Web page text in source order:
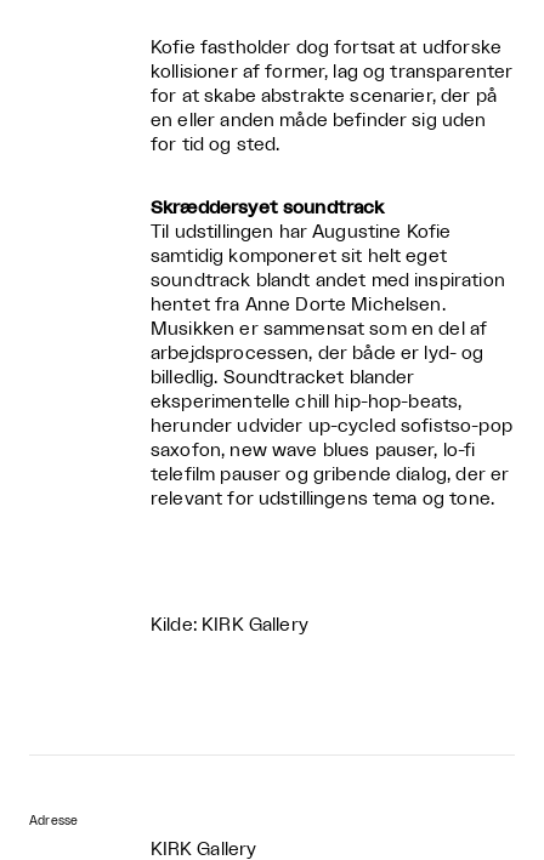
Kofie fastholder dog fortsat at udforske
kollisioner af former, lag og transparenter
for at skabe abstrakte scenarier, der på
en eller anden måde befinder sig uden
for tid og sted.
Skræddersyet soundtrack
Til udstillingen har Augustine Kofie
samtidig komponeret sit helt eget
soundtrack blandt andet med inspiration
hentet fra Anne Dorte Michelsen.
Musikken er sammensat som en del af
arbejdsprocessen, der både er lyd- og
billedlig. Soundtracket blander
eksperimentelle chill hip-hop-beats,
herunder udvider up-cycled sofistso-pop
saxofon, new wave blues pauser, lo-fi
telefilm pauser og gribende dialog, der er
relevant for udstillingens tema og tone.
Kilde: KIRK Gallery
Adresse
KIRK Gallery